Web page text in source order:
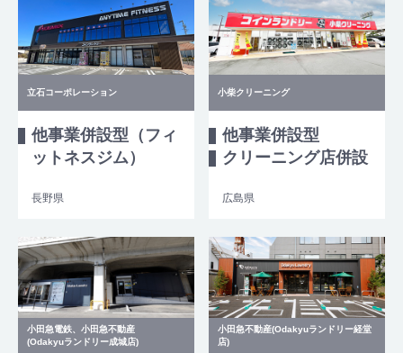
立石コーポレーション
他事業併設型（フィ
ットネスジム）
長野県
小柴クリーニング
他事業併設型
クリーニング店併設
広島県
小田急電鉄、小田急不動産
(Odakyuランドリー成城店)
小田急不動産(Odakyuランドリー経堂
店)